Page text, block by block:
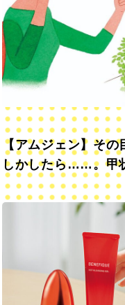
【アムジェン】その
しかしたら……。甲
っていますか？